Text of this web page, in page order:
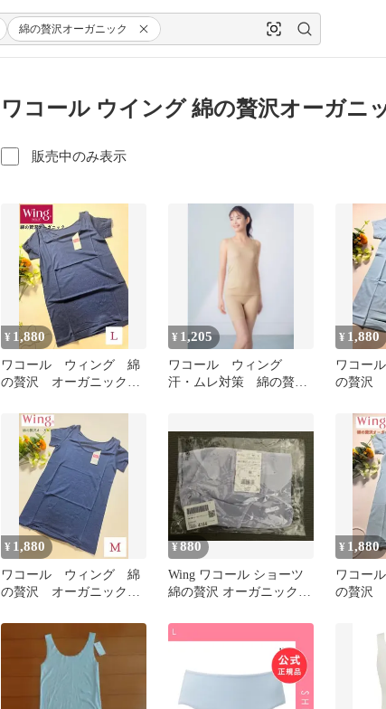
綿の贅沢オーガニック
ワコール ウイング 綿の贅沢オーガニ
販売中のみ表示
¥ 1,880
ワコール ウィング 綿
の贅沢 オーガニック
イビー L
¥ 1,205
ワコール ウィング
汗・ムレ対策 綿の贅沢
¥ 1,880
ワコー
の贅沢
ーコイ
¥ 1,880
ワコール ウィング 綿
の贅沢 オーガニック
イビー M
¥880
Wing ワコール ショーツ
綿の贅沢 オーガニックコ
¥ 1,880
ワコー
の贅沢